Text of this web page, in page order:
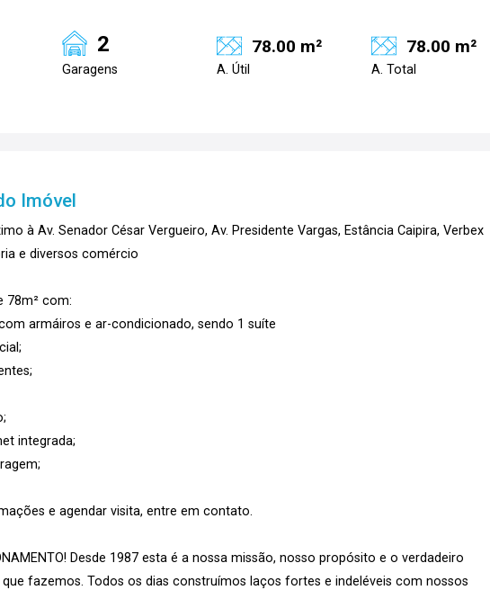
2
Garagens
78.00 m²
A. Útil
78.00 m²
A. Total
Imóvel
à Av. Senador César Vergueiro, Av. Presidente Vargas, Estância Caipira, Verbex
e diversos comércio
78m² com:
armáiros e ar-condicionado, sendo 1 suíte
integrada;
e agendar visita, entre em contato.
Desde 1987 esta é a nossa missão, nosso propósito e o verdadeiro
fazemos. Todos os dias construímos laços fortes e indeléveis com nossos